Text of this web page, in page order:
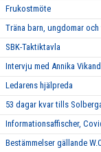
Frukostmöte
Träna barn, ungdomar
SBK-Taktiktavla
Intervju med Annika
Ledarens hjälpreda
53 dagar kvar tills
Informationsaffischer,
Bestämmelser gällande